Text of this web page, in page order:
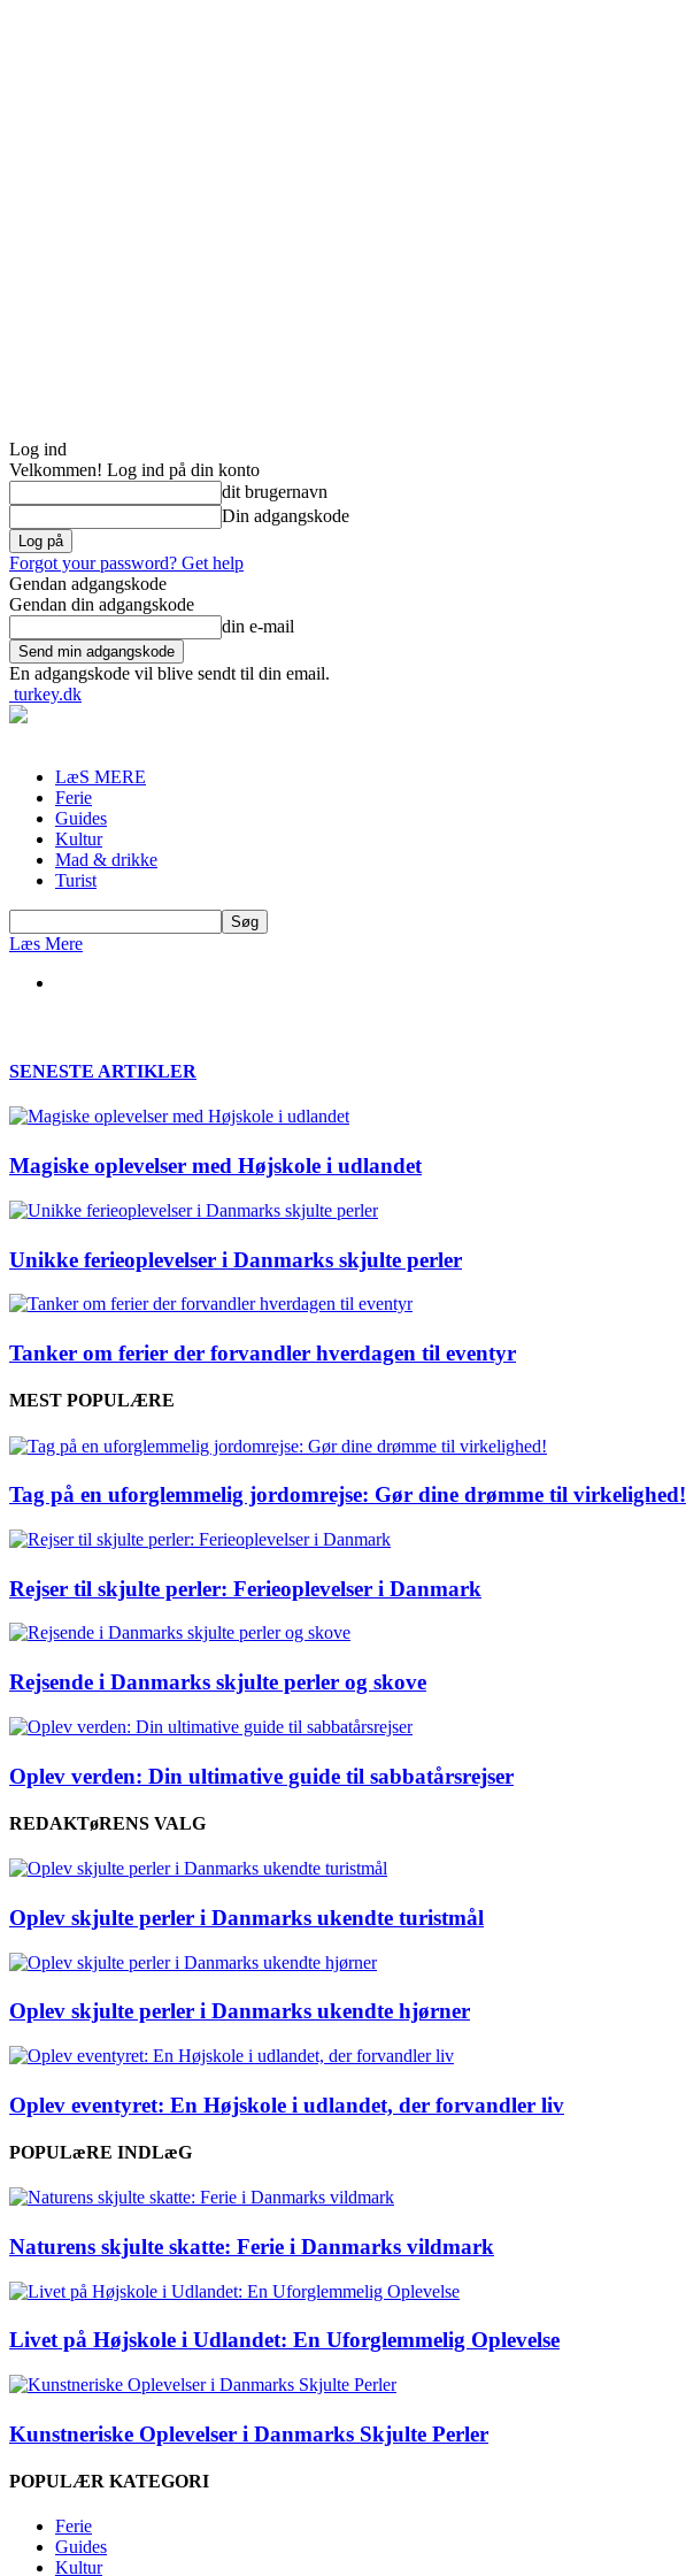
Log ind
Velkommen! Log ind på din konto
dit brugernavn
Din adgangskode
Forgot your password? Get help
Gendan adgangskode
Gendan din adgangskode
din e-mail
En adgangskode vil blive sendt til din email.
turkey.dk
LæS MERE
Ferie
Guides
Kultur
Mad & drikke
Turist
Læs Mere
SENESTE ARTIKLER
Magiske oplevelser med Højskole i udlandet
Unikke ferieoplevelser i Danmarks skjulte perler
Tanker om ferier der forvandler hverdagen til eventyr
MEST POPULÆRE
Tag på en uforglemmelig jordomrejse: Gør dine drømme til virkelighed!
Rejser til skjulte perler: Ferieoplevelser i Danmark
Rejsende i Danmarks skjulte perler og skove
Oplev verden: Din ultimative guide til sabbatårsrejser
REDAKTøRENS VALG
Oplev skjulte perler i Danmarks ukendte turistmål
Oplev skjulte perler i Danmarks ukendte hjørner
Oplev eventyret: En Højskole i udlandet, der forvandler liv
POPULæRE INDLæG
Naturens skjulte skatte: Ferie i Danmarks vildmark
Livet på Højskole i Udlandet: En Uforglemmelig Oplevelse
Kunstneriske Oplevelser i Danmarks Skjulte Perler
POPULÆR KATEGORI
Ferie
Guides
Kultur